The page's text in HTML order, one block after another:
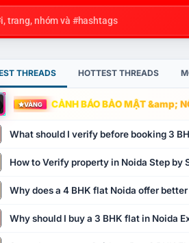
THREADS HOTTEST THREADS
VÀNG CẢNH BÁO BẢO MẬT &amp;
What should I verify before booking 3
How to Verify property in Noida Step by
Why does a 4 BHK flat Noida offer
Why should I buy a 3 BHK flat in Noida